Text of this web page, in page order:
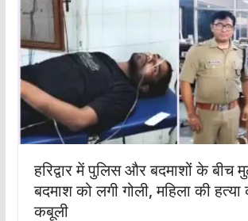
हरिद्वार में पुलिस और बदमाशों के बीच
बदमाश को लगी गोली, महिला की हत्या
कबूली